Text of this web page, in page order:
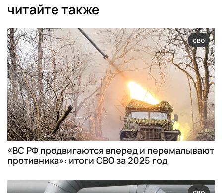
читайте также
сво
«ВС РФ продвигаются вперед и перемалывают
противника»: итоги СВО за 2025 год